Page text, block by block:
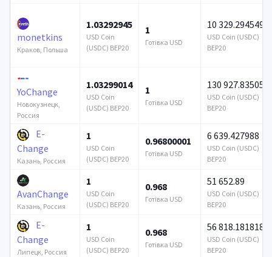
monetkins
Краков, Польша
1.03292945
USD Coin
(USDC) BEP20
1
Готівка USD
10 329.294549
USD Coin (USDC)
BEP20
YoChange
Новокузнецк,
Россия
1.03299014
USD Coin
(USDC) BEP20
1
Готівка USD
130 927.835052
USD Coin (USDC)
BEP20
E-
Change
Казань, Россия
1
USD Coin
(USDC) BEP20
0.96800001
Готівка USD
6 639.427988
USD Coin (USDC)
BEP20
AvanChange
Казань, Россия
1
USD Coin
(USDC) BEP20
0.968
Готівка USD
51 652.89
USD Coin (USDC)
BEP20
E-
Change
Липецк, Россия
1
USD Coin
(USDC) BEP20
0.968
Готівка USD
56 818.181818
USD Coin (USDC)
BEP20